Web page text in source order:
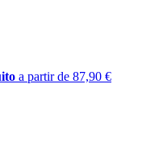
a partir de 87,90 €